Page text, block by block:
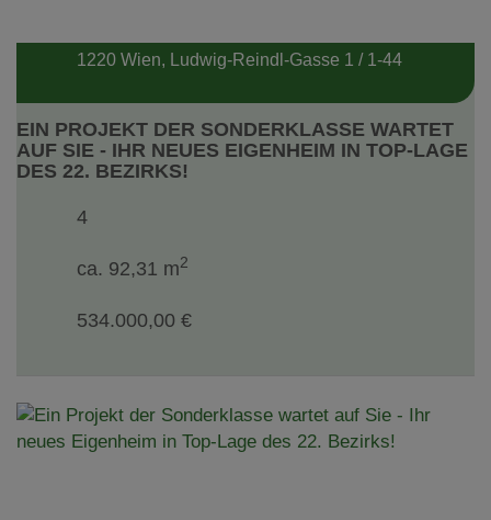
EIN PROJEKT DER SONDERKLASSE WARTET
AUF SIE - IHR NEUES EIGENHEIM IN TOP-LAGE
DES 22. BEZIRKS!
1220 Wien, Ludwig-Reindl-Gasse 1 / 1-44
4
ca. 92,31 m2
534.000,00 €